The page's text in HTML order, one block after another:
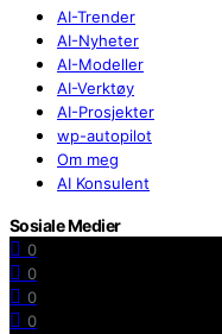
AI-Trender
AI-Nyheter
AI-Modeller
AI-Verktøy
AI-Prosjekter
wp-autopilot
Om meg
AI Konsulent
Sosiale Medier
0
0
0
0